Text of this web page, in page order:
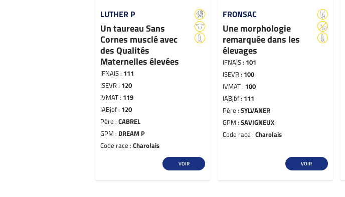
LUTHER P
Un taureau Sans
Cornes musclé avec
des Qualités
Maternelles élevées
IFNAIS : 111
ISEVR : 120
IVMAT : 119
IABjbf : 120
Père :CABREL
GPM : DREAM P
Code race :Charolais
VOIR
FRONSAC
Une morphologie
remarquée dans les
élevages
IFNAIS : 101
ISEVR : 100
IVMAT : 100
IABjbf : 111
Père :SYLVANER
GPM :SAVIGNEUX
Code race :Charolais
VOIR